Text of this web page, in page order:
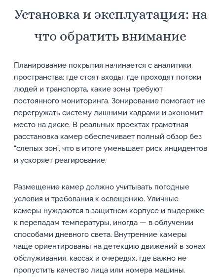
Установка и эксплуатация: на
что обратить внимание
Планирование покрытия начинается с аналитики
пространства: где стоят входы, где проходят потоки
людей и транспорта, какие зоны требуют
постоянного мониторинга. Зонирование помогает не
перегружать систему лишними кадрами и экономит
место на диске. В реальных проектах грамотная
расстановка камер обеспечивает полный обзор без
“слепых зон”, что в итоге уменьшает риск инцидентов
и ускоряет реагирование.
Размещение камер должно учитывать погодные
условия и требования к освещению. Уличные
камеры нуждаются в защитном корпусе и выдержке
к перепадам температуры, иногда — в облучении
способами дневного света. Внутренние камеры
чаще ориентированы на детекцию движений в зонах
обслуживания, кассах и очередях, где важно не
пропустить качество лица или номера машины.